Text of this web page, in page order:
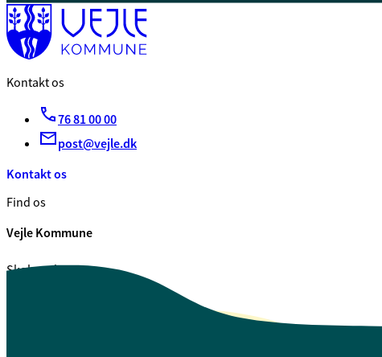
Kontakt os
76 81 00 00
post@vejle.dk
Kontakt os
Find os
Vejle Kommune
Skolegade 1